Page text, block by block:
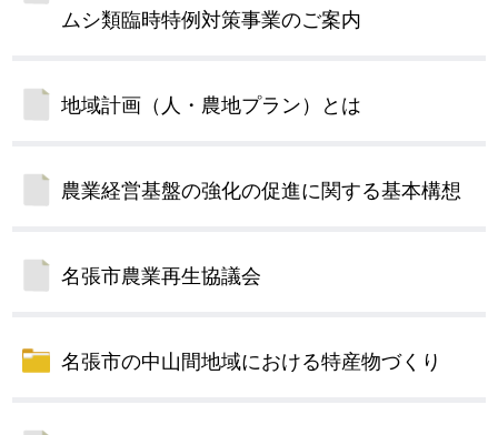
ムシ類臨時特例対策事業のご案内
地域計画（人・農地プラン）とは
農業経営基盤の強化の促進に関する基本構想
名張市農業再生協議会
名張市の中山間地域における特産物づくり